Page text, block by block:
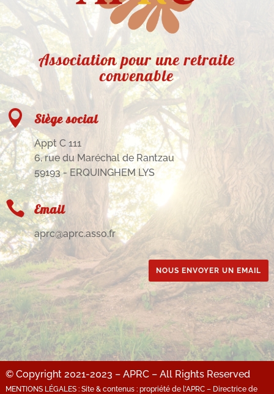
Association pour une retraite
convenable
 Siège social
Appt C 111
6, rue du Maréchal de Rantzau
59193 - ERQUINGHEM LYS
 Email
aprc@aprc.asso.fr
NOUS ENVOYER UN EMAIL
© Copyright 2021-2023 – APRC – All Rights Reserved
MENTIONS LÉGALES : Site & contenus : propriété de l'APRC – Directrice de